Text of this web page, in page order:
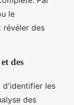
le
révéler des
des
d'identifier les
des